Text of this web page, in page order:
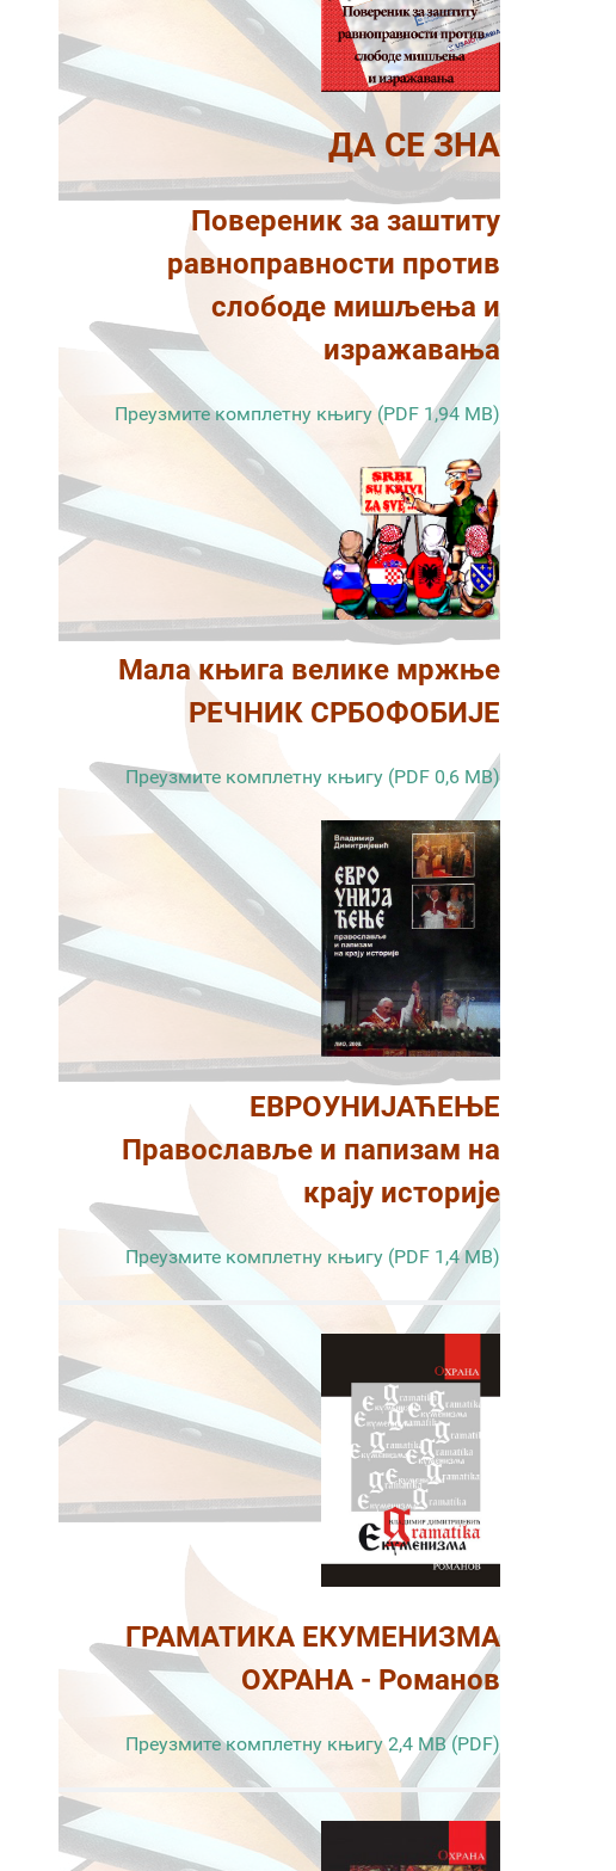
ДА СЕ ЗНА
Повереник за заштиту
равноправности против
слободе мишљења и
изражавања
Преузмите комплетну књигу (PDF 1,94 MB)
Мала књига велике мржње
РЕЧНИК СРБОФОБИЈЕ
Преузмите комплетну књигу (PDF 0,6 MB)
ЕВРОУНИЈАЋЕЊЕ
Православље и папизам на
крају историје
Преузмите комплетну књигу (PDF 1,4 MB)
ГРАМАТИКА ЕКУМЕНИЗМА
ОХРАНА - Романов
Преузмите комплетну књигу 2,4 MB (PDF)